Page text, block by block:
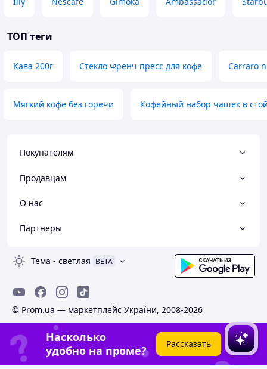
профессиональных кофейных
После обжарки зерно проходит через
идеальную чистоту и качество в
ТОП теги
Кава 200г Стекло Френч пресс для кофе Carraro
Мягкий кофе без горечи Кофейный набор чашек в
Покупателям
Продавцам
О нас
Партнеры
Тема - светлая BETA
© Prom.ua — маркетплейс України, 2008-2026
Насколько
удобно на проме?
Рассказать